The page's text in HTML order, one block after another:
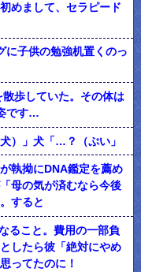
めまして、セラピード
に子供の勉強机置くのっ
散歩していた。その体は
です…
）」犬「…？（ぷい」
執拗にDNA鑑定を薦め
母の気が済むなら今後
すると
ること。費用の一部負
したら彼「絶対にやめ
ってたのに！